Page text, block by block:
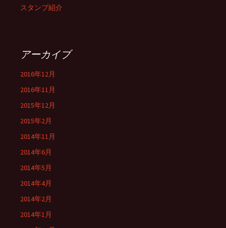
スタンプ紹介
アーカイブ
2016年12月
2016年11月
2015年12月
2015年2月
2014年11月
2014年6月
2014年5月
2014年4月
2014年2月
2014年1月